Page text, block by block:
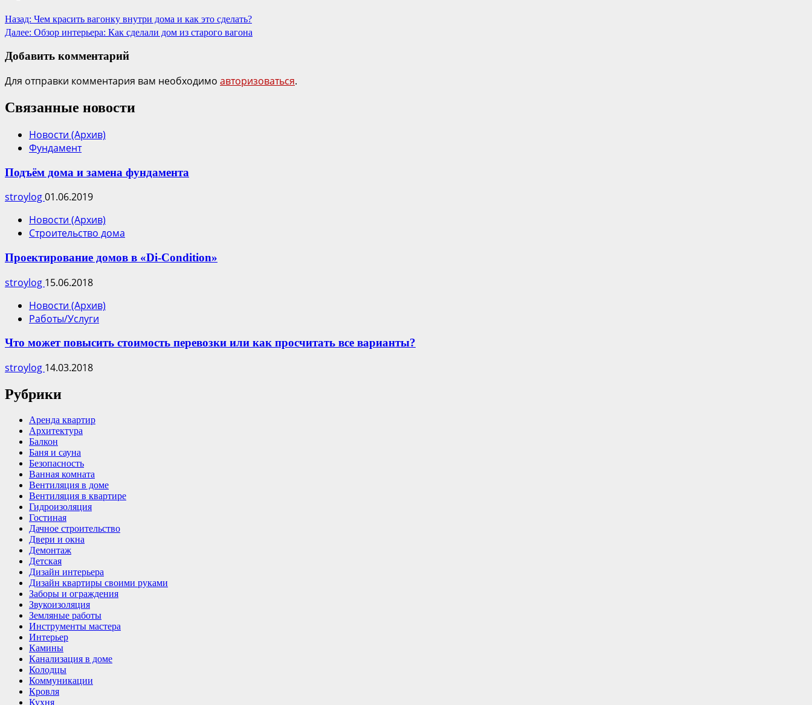
Назад: Чем красить вагонку внутри дома и как это сделать?
Далее: Обзор интерьера: Как сделали дом из старого вагона
Добавить комментарий
Для отправки комментария вам необходимо авторизоваться.
Связанные новости
Новости (Архив)
Фундамент
Подъём дома и замена фундамента
stroylog01.06.2019
Новости (Архив)
Строительство дома
Проектирование домов в «Di-Сondition»
stroylog 15.06.2018
Новости (Архив)
Работы/Услуги
Что может повысить стоимость перевозки или как просчитать все варианты?
stroylog 14.03.2018
Рубрики
Аренда квартир
Архитектура
Балкон
Баня и сауна
Безопасность
Ванная комната
Вентиляция в доме
Вентиляция в квартире
Гидроизоляция
Гостиная
Дачное строительство
Двери и окна
Демонтаж
Детская
Дизайн интерьера
Дизайн квартиры своими руками
Заборы и ограждения
Звукоизоляция
Земляные работы
Инструменты мастера
Интерьер
Камины
Канализация в доме
Колодцы
Коммуникации
Кровля
Кухня